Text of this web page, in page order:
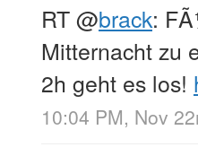
RT@brack:
Mitternacht zu
2h geht es los!
10:04 PM, Nov